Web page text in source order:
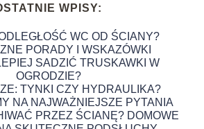
WPISY:
WC OD ŚCIANY?
PORADY I WSKAZÓWKI
SADZIĆ TRUSKAWKI W
OGRODZIE?
TYNKI CZY HYDRAULIKA?
NA NAJWAŻNIEJSZE PYTANIA
PRZEZ ŚCIANĘ? DOMOWE